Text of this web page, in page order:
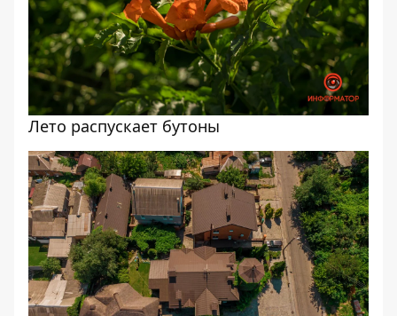
Лето распускает бутоны